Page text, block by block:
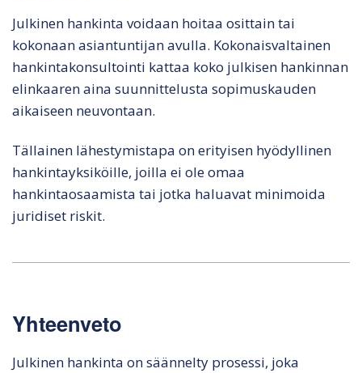
Julkinen hankinta voidaan hoitaa osittain tai
kokonaan asiantuntijan avulla. Kokonaisvaltainen
hankintakonsultointi kattaa koko julkisen hankinnan
elinkaaren aina suunnittelusta sopimuskauden
aikaiseen neuvontaan.
Tällainen lähestymistapa on erityisen hyödyllinen
hankintayksiköille, joilla ei ole omaa
hankintaosaamista tai jotka haluavat minimoida
juridiset riskit.
Yhteenveto
Julkinen hankinta on säännelty prosessi, joka